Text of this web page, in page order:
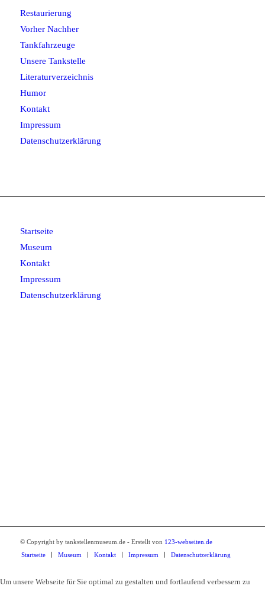
Restaurierung
Vorher Nachher
Tankfahrzeuge
Unsere Tankstelle
Literaturverzeichnis
Humor
Kontakt
Impressum
Datenschutzerklärung
Startseite
Museum
Kontakt
Impressum
Datenschutzerklärung
© Copyright by tankstellenmuseum.de - Erstellt von 123-webseiten.de
Startseite
Museum Kontakt Impressum Datenschutzerklärung
Um unsere Webseite für Sie optimal zu gestalten und fortlaufend verbessern zu